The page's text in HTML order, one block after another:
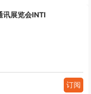
讯展览会INTI
订阅